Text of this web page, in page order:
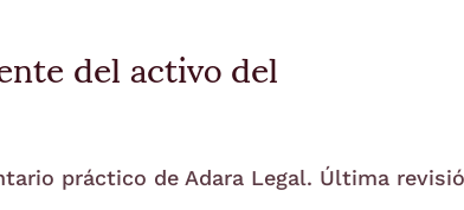
del activo del
práctico de Adara Legal. Última